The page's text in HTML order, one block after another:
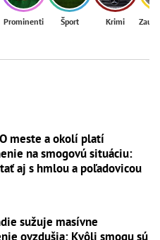
Prominenti Šport Krimi
meste a okolí platí
na smogovú situáciu:
aj s hmlou a poľadovicou
sužuje masívne
ovzdušia: Kvôli smogu sú